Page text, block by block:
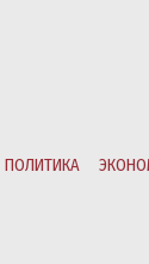
ПОЛИТИКА